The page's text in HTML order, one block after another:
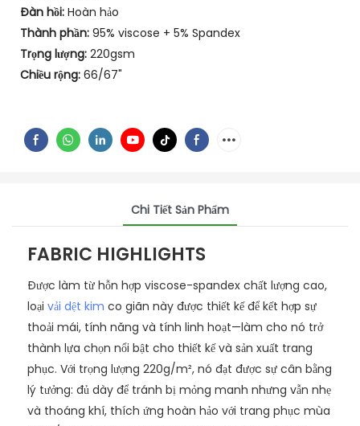
Đàn hồi: Hoàn hảo
Thành phần: 95% viscose + 5% Spandex
Trọng lượng: 220gsm
Chiều rộng: 66/67"
Chi Tiết Sản Phẩm
FABRIC HIGHLIGHTS
Được làm từ hỗn hợp viscose-spandex chất lượng cao,
loại vải dệt kim co giãn này được thiết kế để kết hợp sự
thoải mái, tính năng và tính linh hoạt—làm cho nó trở
thành lựa chọn nổi bật cho thiết kế và sản xuất trang
phục. Với trọng lượng 220g/m², nó đạt được sự cân bằng
lý tưởng: đủ dày để tránh bị mỏng manh nhưng vẫn nhẹ
và thoáng khí, thích ứng hoàn hảo với trang phục mùa